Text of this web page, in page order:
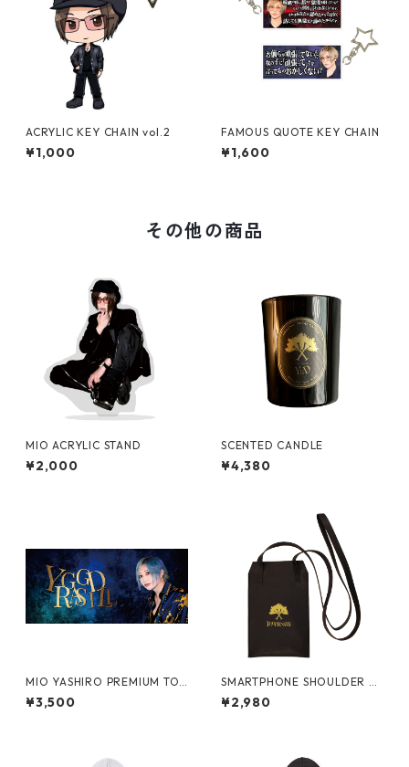
ACRYLIC KEY CHAIN vol.2
¥1,000
FAMOUS QUOTE KEY CHAIN
¥1,600
その他の商品
MIO ACRYLIC STAND
¥2,000
SCENTED CANDLE
¥4,380
MIO YASHIRO PREMIUM TO
WEL2
¥3,500
SMARTPHONE SHOULDER BA
G
¥2,980